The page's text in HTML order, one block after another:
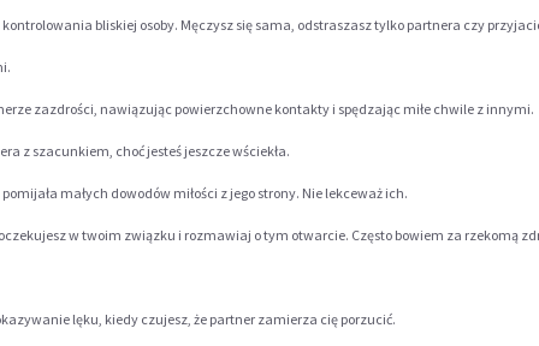
bliskiej osoby. Męczysz się sama, odstraszasz tylko partnera czy
zazdrości, nawiązując powierzchowne kontakty i spędzając miłe chwile z innymi.
z szacunkiem, choć jesteś jeszcze wściekła.
małych dowodów miłości z jego strony. Nie lekceważ ich.
w twoim związku i rozmawiaj o tym otwarcie. Często bowiem za rzekomą
lęku, kiedy czujesz, że partner zamierza cię porzucić.